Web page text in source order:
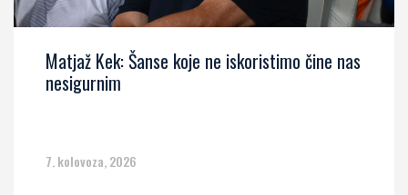
Matjaž Kek: Šanse koje ne iskoristimo čine nas
nesigurnim
7. kolovoza, 2026